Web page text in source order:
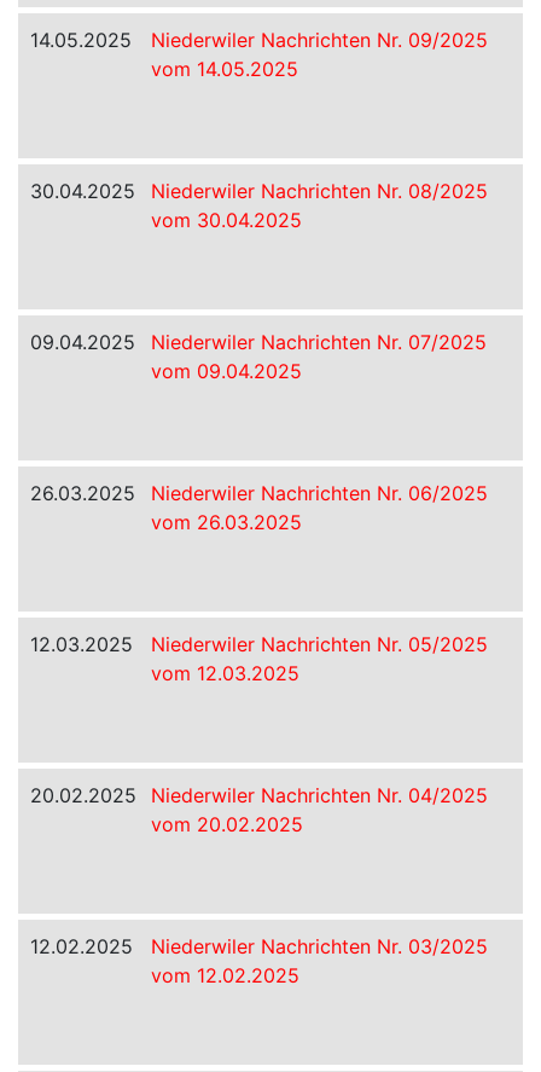
14.05.2025
Niederwiler Nachrichten Nr. 09/2025
vom 14.05.2025
30.04.2025
Niederwiler Nachrichten Nr. 08/2025
vom 30.04.2025
09.04.2025
Niederwiler Nachrichten Nr. 07/2025
vom 09.04.2025
26.03.2025
Niederwiler Nachrichten Nr. 06/2025
vom 26.03.2025
12.03.2025
Niederwiler Nachrichten Nr. 05/2025
vom 12.03.2025
20.02.2025
Niederwiler Nachrichten Nr. 04/2025
vom 20.02.2025
12.02.2025
Niederwiler Nachrichten Nr. 03/2025
vom 12.02.2025